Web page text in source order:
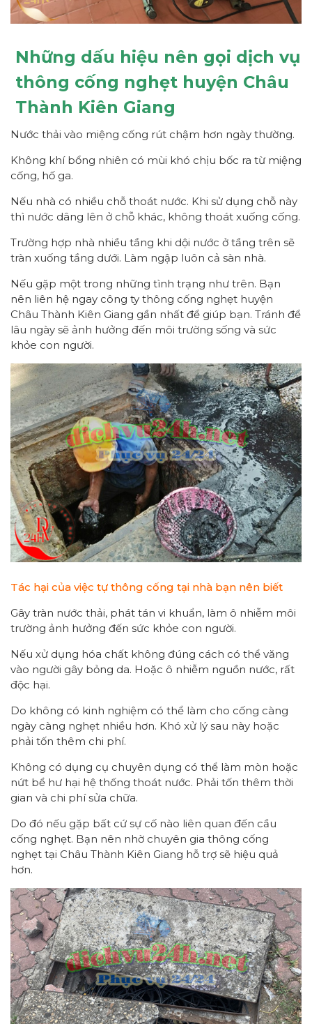
Những dấu hiệu nên gọi dịch vụ
thông cống nghẹt huyện Châu
Thành Kiên Giang
Nước thải vào miệng cống rút chậm hơn ngày thường.
Không khí bổng nhiên có mùi khó chịu bốc ra từ miệng
cống, hố ga.
Nếu nhà có nhiều chỗ thoát nước. Khi sử dụng chỗ này
thì nước dâng lên ở chỗ khác, không thoát xuống cống.
Trường hợp nhà nhiều tầng khi dội nước ở tầng trên sẽ
tràn xuống tầng dưới. Làm ngập luôn cả sàn nhà.
Nếu gặp một trong những tình trạng như trên. Bạn
nên liên hệ ngay công ty thông cống nghẹt huyện
Châu Thành Kiên Giang gần nhất để giúp bạn. Tránh để
lâu ngày sẽ ảnh hưởng đến môi trường sống và sức
khỏe con người.
Tác hại của việc tự thông cống tại nhà bạn nên biết
Gây tràn nước thải, phát tán vi khuẩn, làm ô nhiễm môi
trường ảnh hưởng đến sức khỏe con người.
Nếu xử dụng hóa chất không đúng cách có thể văng
vào người gây bỏng da. Hoặc ô nhiễm nguồn nước, rất
độc hại.
Do không có kinh nghiệm có thể làm cho cống càng
ngày càng nghẹt nhiều hơn. Khó xử lý sau này hoặc
phải tốn thêm chi phí.
Không có dụng cụ chuyên dụng có thể làm mòn hoặc
nứt bể hư hại hệ thống thoát nước. Phải tốn thêm thời
gian và chi phí sửa chữa.
Do đó nếu gặp bất cứ sự cố nào liên quan đến cầu
cống nghẹt. Bạn nên nhờ chuyên gia thông cống
nghẹt tại Châu Thành Kiên Giang hỗ trợ sẽ hiệu quả
hơn.